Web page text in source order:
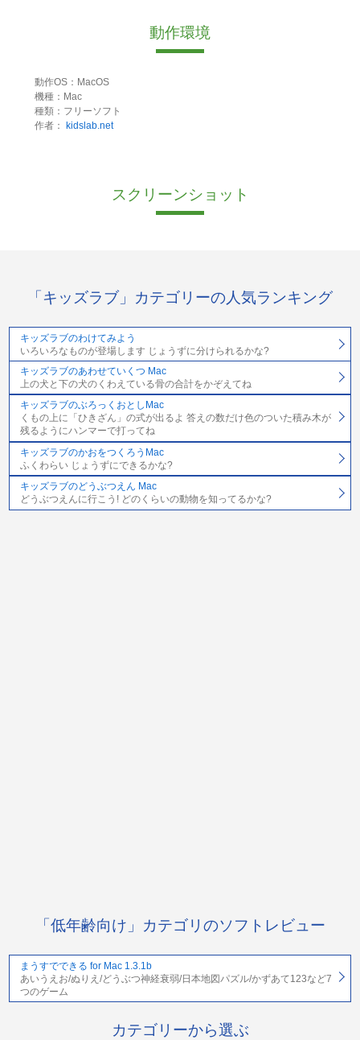
動作環境
動作OS：MacOS
機種：Mac
種類：フリーソフト
作者：
kidslab.net
スクリーンショット
「キッズラブ」カテゴリーの人気ランキング
キッズラブのわけてみよう
いろいろなものが登場します じょうずに分けられるかな?
キッズラブのあわせていくつ Mac
上の犬と下の犬のくわえている骨の合計をかぞえてね
キッズラブのぶろっくおとしMac
くもの上に「ひきざん」の式が出るよ 答えの数だけ色のついた積み木が
残るようにハンマーで打ってね
キッズラブのかおをつくろうMac
ふくわらい じょうずにできるかな?
キッズラブのどうぶつえん Mac
どうぶつえんに行こう! どのくらいの動物を知ってるかな?
「低年齢向け」カテゴリのソフトレビュー
まうすでできる for Mac 1.3.1b
あいうえお/ぬりえ/どうぶつ神経衰弱/日本地図パズル/かずあて123など7
つのゲーム
カテゴリーから選ぶ